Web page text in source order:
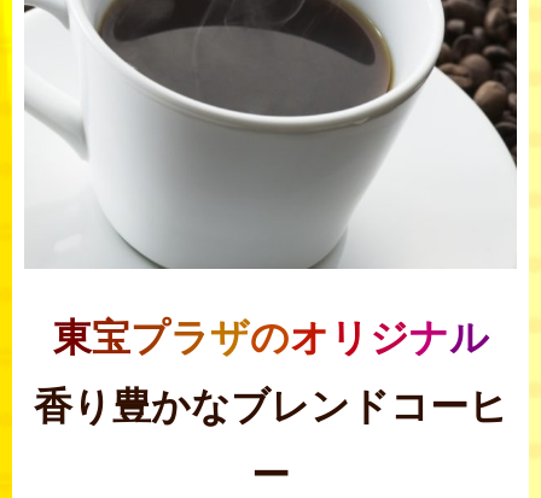
東宝プラザのオ リ ジナル
香り豊かなブレンドコーヒ
ー